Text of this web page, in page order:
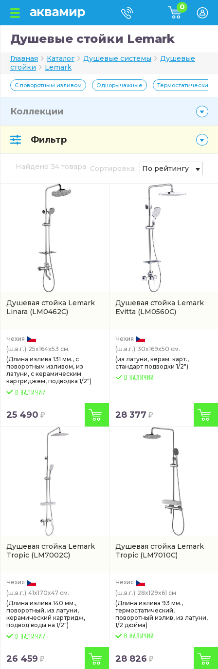
0
Душевые стойки Lemark
Главная Каталог Душевые системы
Душевые
стойки
Lemark
С поворотным изливом Однорычажные Термостатические
Коллекции
Фильтр
Найдено 34 товара Сортировка: По рейтингу
Душевая стойка Lemark
Linara (LM0462C)
Чехия
(ш.в.г.) 25x164x53 см.
(Длина излива 131 мм., с
поворотным изливом, из
латуни, с керамическим
картриджем, подводка 1/2")
25 490
Душевая стойка Lemark
Evitta (LM0560C)
Чехия
(ш.в.г.) 30x169x50 см.
(из латуни, керам. карт.,
стандарт подводки 1/2")
В НАЛИЧИИ
28 377
Душевая стойка Lemark
Tropic (LM7002C)
Чехия
(ш.в.г.) 41x170x47 см.
(Длина излива 140 мм.,
поворотный, из латуни,
керамический картридж,
подвод воды на 1/2")
26 459
Душевая стойка Lemark
Tropic (LM7010C)
Чехия
(ш.в.г.) 28x129x61 см
(Длина излива 93 мм.,
термостатический,
поворотный излив, из латуни,
1/2 дюйма)
В НАЛИЧИИ
28 826